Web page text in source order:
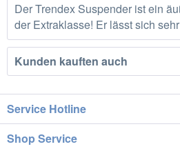
Der Trendex Suspender ist ein
der Extraklasse! Er lässt sich
Kunden kauften auch
Service Hotline
Shop Service